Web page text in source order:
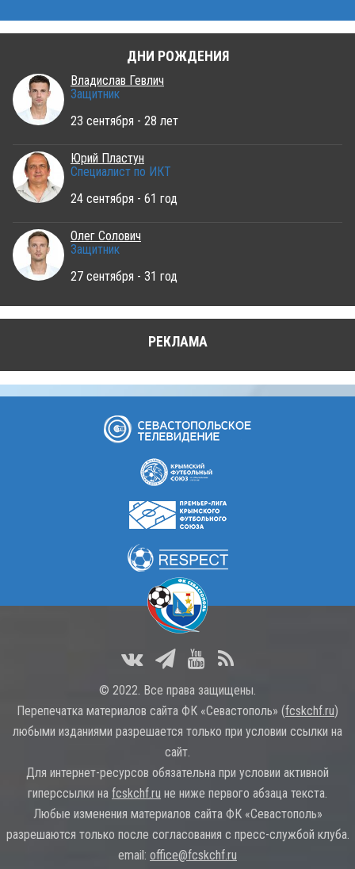
ДНИ РОЖДЕНИЯ
Владислав Гевлич
Защитник
23 сентября - 28 лет
Юрий Пластун
Специалист по ИКТ
24 сентября - 61 год
Олег Солович
Защитник
27 сентября - 31 год
РЕКЛАМА
© 2022. Все права защищены.
Перепечатка материалов сайта ФК «Севастополь» (fcskchf.ru)
любыми изданиями разрешается только при условии ссылки на
сайт.
Для интернет-ресурсов обязательна при условии активной
гиперссылки на fcskchf.ru не ниже первого абзаца текста.
Любые изменения материалов сайта ФК «Севастополь»
разрешаются только после согласования с пресс-службой клуба.
email: office@fcskchf.ru